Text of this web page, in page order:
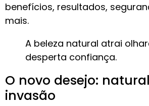
benefícios, resultados,
mais.
A beleza natural atrai
desperta confiança.
O novo desejo:
invasão